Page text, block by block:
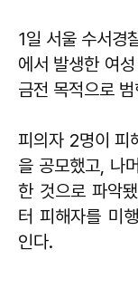
1일 서울 수서경
에서 발생한 여
금전 목적으로
피의자 2명이 피
을 공모했고, 나
한 것으로 파악
터 피해자를 미
인다.